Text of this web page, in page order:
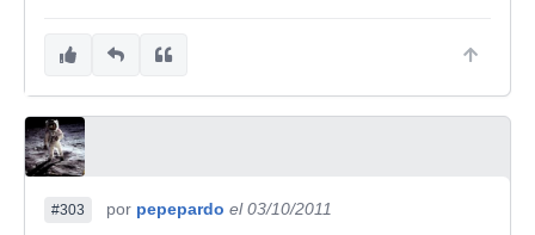
#303 por pepepardo el 03/10/2011